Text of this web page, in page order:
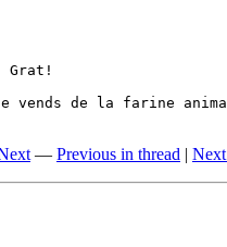
Grat!
vends de la farine
— Previous in thread |